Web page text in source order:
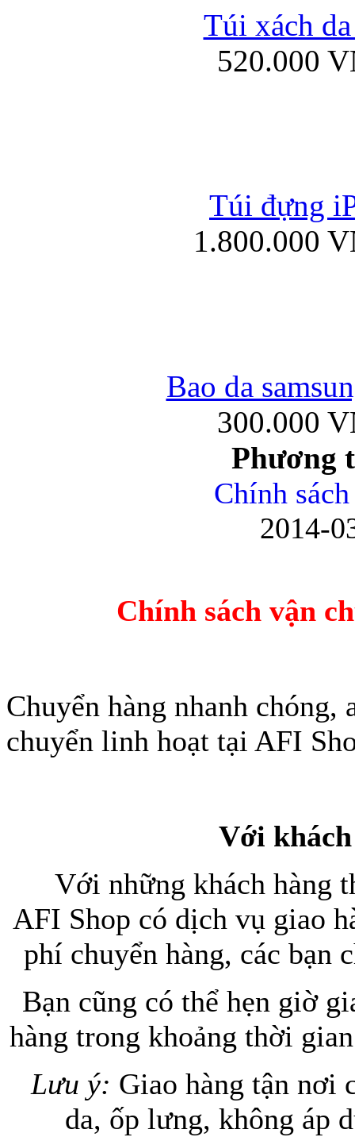
Bao da iPad
Túi xách da
Ốp lưng iPhone
Ốp lưng Samsung
Túi xách da
Ốp lưng Sony
Bao da samsung
Túi xách
520.000
Túi đựng
1.800.000
Bao da
300.000
Phương
Chính
2014-
Chính sách vận
Chuyển hàng nhanh
chuyển linh hoạt tại AFI
Với
Với những khách hàng
AFI Shop có dịch vụ giao
phí chuyển hàng, các bạn
Bạn cũng có thể hẹn giờ
hàng trong khoảng thời
Lưu ý: Giao hàng tận nơi
da, ốp lưng, không áp